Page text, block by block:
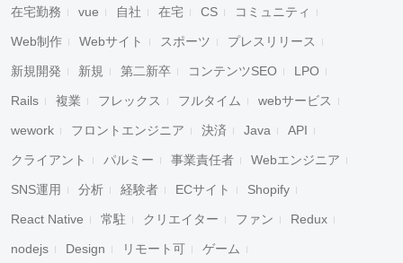
在宅勤務 vue 自社 在宅 CS コミュニティ
Web制作 Webサイト スポーツ プレスリリース
新規開発 新規 第二新卒 コンテンツSEO LPO
Rails 複業 フレックス フルタイム webサービス
wework フロントエンジニア 決済 Java API
クライアント パルミー 事業責任者 Webエンジニア
SNS運用 分析 経験者 ECサイト Shopify
React Native 常駐 クリエイター ファン Redux
nodejs Design リモート可 ゲーム